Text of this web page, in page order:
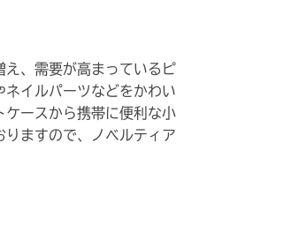
え、需要が高まっているピ
ネイルパーツなどをかわい
ケースから携帯に便利な小
ますので、ノベルティア